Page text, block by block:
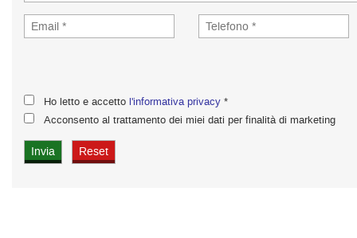
Ho letto e accetto l'informativa privacy *
Acconsento al trattamento dei miei dati per finalità di marketing